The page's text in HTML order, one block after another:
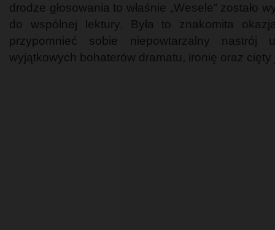
drodze głosowania to właśnie „Wesele” zostało
do wspólnej lektury. Była to znakomita
przypomnieć sobie niepowtarzalny nastrój
wyjątkowych bohaterów dramatu, ironię oraz cięty